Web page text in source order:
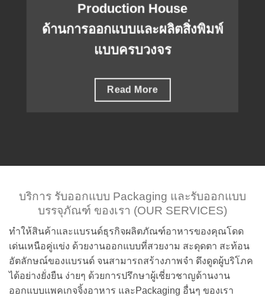
Production House
ด้านการออกแบบและผลิตสิ่งพิมพ์
แบบครบวงจร
Read More
บริการ รับออกแบบ Packaging และรับออกแบบ
บรรจุภัณฑ์ ของเรา (OUR SERVICES)
ทำให้สินค้าและแบรนด์ธุรกิจผลิตภัณฑ์อาหารของคุณโดด
เด่นเหนือคู่แข่ง ด้วยงานออกแบบที่สวยงาม สะดุดตา สะท้อน
อัตลักษณ์ของแบรนด์ จนสามารถสร้างภาพจำ ดึงดูดผู้บริโภค
ได้อย่างยั่งยืน ง่ายๆ ด้วยการปรึกษาผู้เชี่ยวชาญด้านงาน
ออกแบบแพคเกจจิ้งอาหาร และPackaging อื่นๆ ของเรา